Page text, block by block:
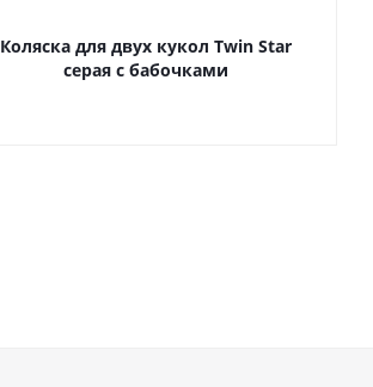
Коляска для двух кукол Twin Star
серая с бабочками